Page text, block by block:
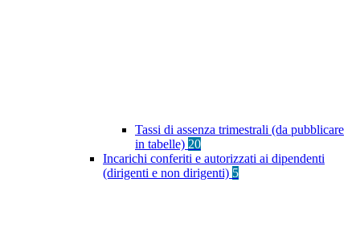
Tassi di assenza trimestrali (da pubblicare
in tabelle) 20
Incarichi conferiti e autorizzati ai dipendenti
(dirigenti e non dirigenti) 5